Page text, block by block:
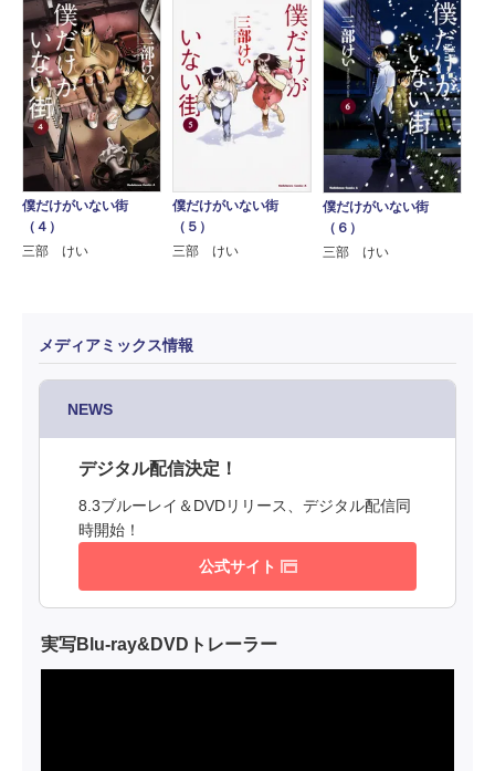
僕だけがいない街
（４）
三部 けい
僕だけがいない街
（５）
三部 けい
僕だけがいない街
（６）
三部 けい
メディアミックス情報
NEWS
デジタル配信決定！
8.3ブルーレイ＆DVDリリース、デジタル配信同
時開始！
公式サイト
実写Blu-ray&DVDトレーラー